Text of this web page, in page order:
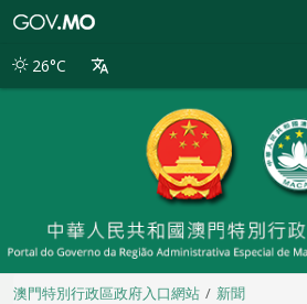
別
26°C
澳門特別行政區政府入口網站
新聞